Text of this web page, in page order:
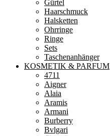
Gürtel
Haarschmuck
Halsketten
Ohrringe
Ringe
Sets
Taschenanhänger
KOSMETIK & PARFUM
4711
Aigner
Alaia
Aramis
Armani
Burberry
Bvlgari